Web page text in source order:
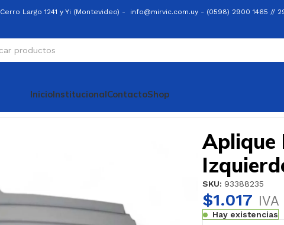
Cerro Largo 1241 y Yi (Montevideo) - info@mirvic.com.uy - (0598) 2900 1465 //
InicioInstitucionalContactoShop
Aplique
SKU: 93388235
$1.017 IVA
Hay existencias